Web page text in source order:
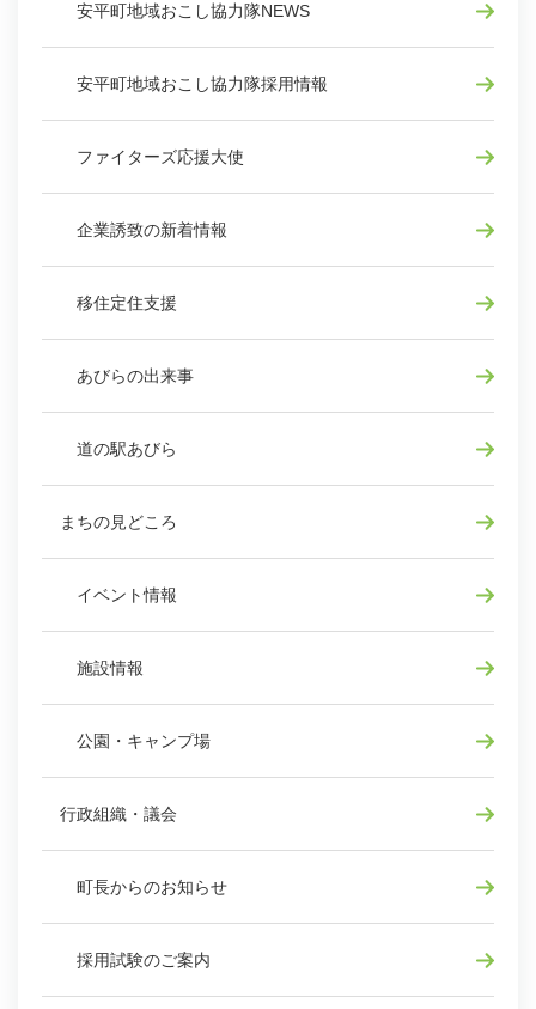
安平町地域おこし協力隊NEWS
安平町地域おこし協力隊採用情報
ファイターズ応援大使
企業誘致の新着情報
移住定住支援
あびらの出来事
道の駅あびら
まちの見どころ
イベント情報
施設情報
公園・キャンプ場
行政組織・議会
町長からのお知らせ
採用試験のご案内